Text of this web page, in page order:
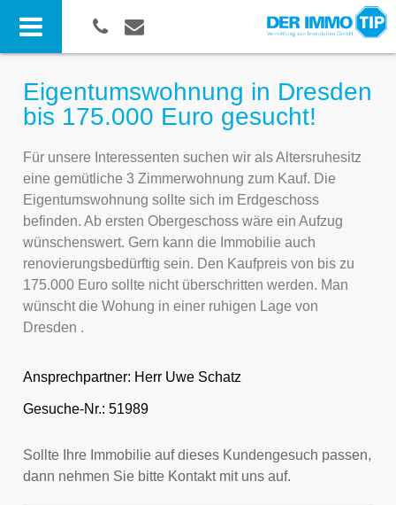
Eigentumswohnung in Dresden
bis 175.000 Euro gesucht!
Für unsere Interessenten suchen wir als Altersruhesitz
eine gemütliche 3 Zimmerwohnung zum Kauf. Die
Eigentumswohnung sollte sich im Erdgeschoss
befinden. Ab ersten Obergeschoss wäre ein Aufzug
wünschenswert. Gern kann die Immobilie auch
renovierungsbedürftig sein. Den Kaufpreis von bis zu
175.000 Euro sollte nicht überschritten werden. Man
wünscht die Wohung in einer ruhigen Lage von
Dresden .
Ansprechpartner: Herr Uwe Schatz
Gesuche-Nr.: 51989
Sollte Ihre Immobilie auf dieses Kundengesuch passen,
dann nehmen Sie bitte Kontakt mit uns auf.